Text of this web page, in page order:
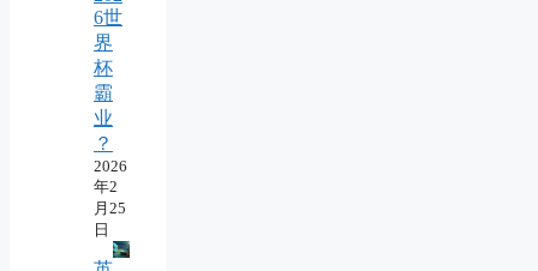
6世
界
杯
霸
业
？
2026
年2
月25
日